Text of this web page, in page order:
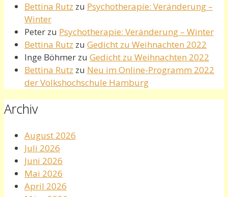
Bettina Rutz zu Psychotherapie: Veränderung –
Winter
Peter zu Psychotherapie: Veränderung – Winter
Bettina Rutz zu Gedicht zu Weihnachten 2022
Inge Böhmer zu Gedicht zu Weihnachten 2022
Bettina Rutz zu Neu im Online-Programm 2022
der Volkshochschule Hamburg
Archiv
August 2026
Juli 2026
Juni 2026
Mai 2026
April 2026